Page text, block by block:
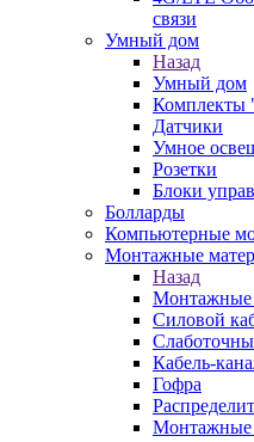
связи
Умный дом
Назад
Умный дом
Датчики
Умное
Розетки
Блоки
Болларды
Компьютерные
Монтажные
Назад
Монтажные
Силовой
Кабель-
Гофра
Монтажные